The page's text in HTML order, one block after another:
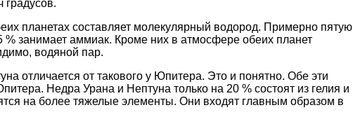
градусов.
планетах составляет молекулярный водород. Примерно пятую
% занимает аммиак. Кроме них в атмосфере обеих планет
водяной пар.
отличается от такового у Юпитера. Это и понятно. Обе эти
Недра Урана и Нептуна только на 20 % состоят из гелия и
на более тяжелые элементы. Они входят главным образом в